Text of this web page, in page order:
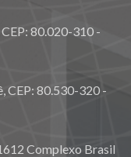
80.020-310 -
CEP: 80.530-320 -
Complexo Brasil